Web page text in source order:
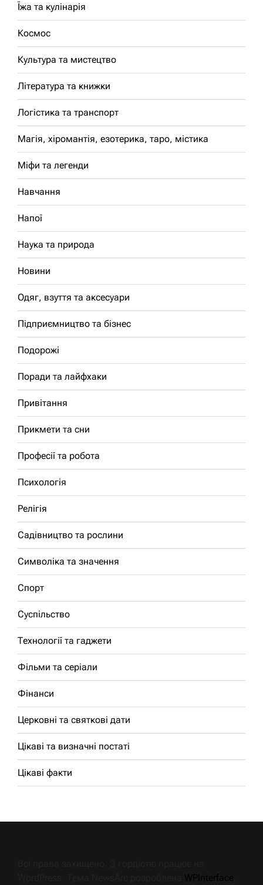
Їжа та кулінарія
Космос
Культура та мистецтво
Література та книжки
Логістика та транспорт
Магія, хіромантія, езотерика, таро, містика
Міфи та легенди
Навчання
Напої
Наука та природа
Новини
Одяг, взуття та аксесуари
Підприємництво та бізнес
Подорожі
Поради та лайфхаки
Привітання
Прикмети та сни
Професії та робота
Психологія
Релігія
Садівництво та рослини
Символіка та значення
Спорт
Суспільство
Технології та гаджети
Фільми та серіали
Фінанси
Церковні та святкові дати
Цікаві та визначні постаті
Цікаві факти